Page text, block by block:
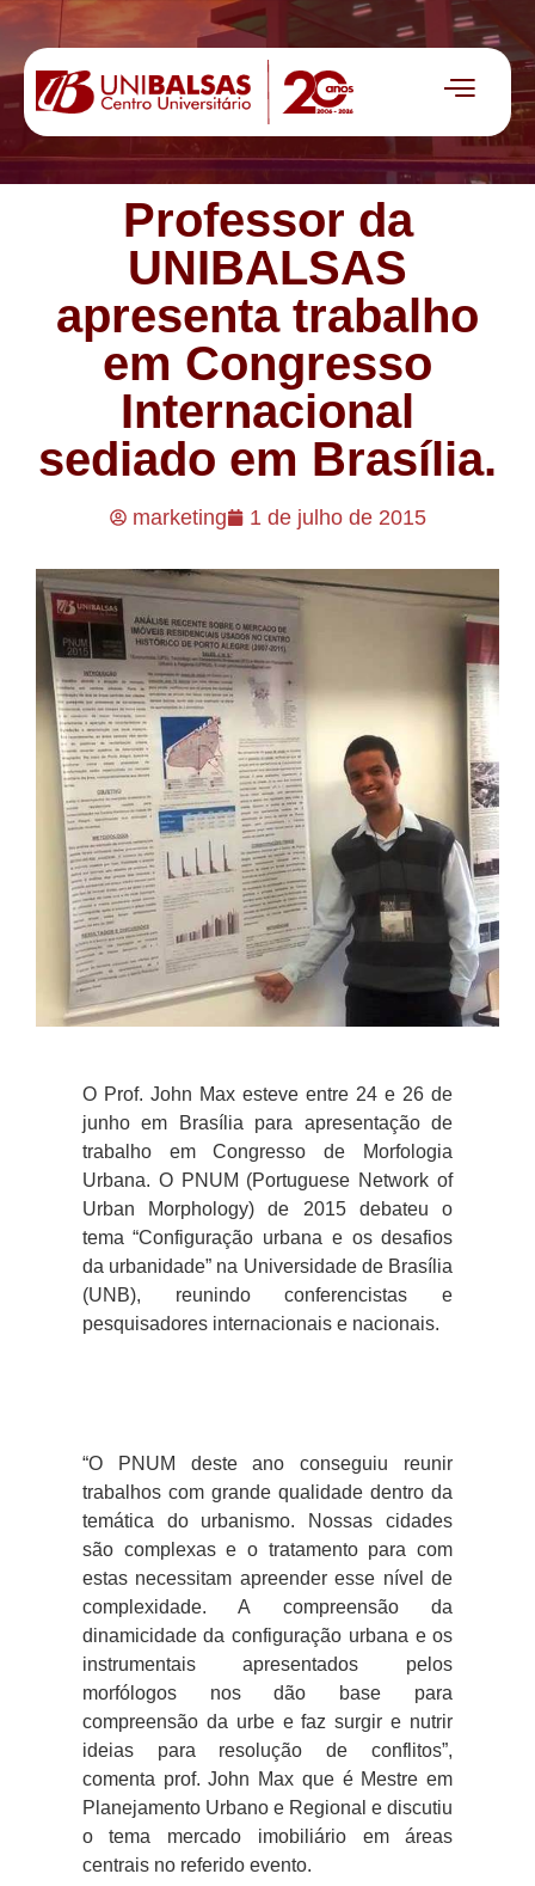
Professor da
UNIBALSAS
apresenta trabalho
em Congresso
Internacional
sediado em Brasília.
marketing 1 de julho de 2015
O Prof. John Max esteve entre 24 e 26 de
junho em Brasília para apresentação de
trabalho em Congresso de Morfologia
Urbana. O PNUM (Portuguese Network of
Urban Morphology) de 2015 debateu o
tema “Configuração urbana e os desafios
da urbanidade” na Universidade de Brasília
(UNB), reunindo conferencistas e
pesquisadores internacionais e nacionais.
“O PNUM deste ano conseguiu reunir
trabalhos com grande qualidade dentro da
temática do urbanismo. Nossas cidades
são complexas e o tratamento para com
estas necessitam apreender esse nível de
complexidade. A compreensão da
dinamicidade da configuração urbana e os
instrumentais apresentados pelos
morfólogos nos dão base para
compreensão da urbe e faz surgir e nutrir
ideias para resolução de conflitos”,
comenta prof. John Max que é Mestre em
Planejamento Urbano e Regional e discutiu
o tema mercado imobiliário em áreas
centrais no referido evento.